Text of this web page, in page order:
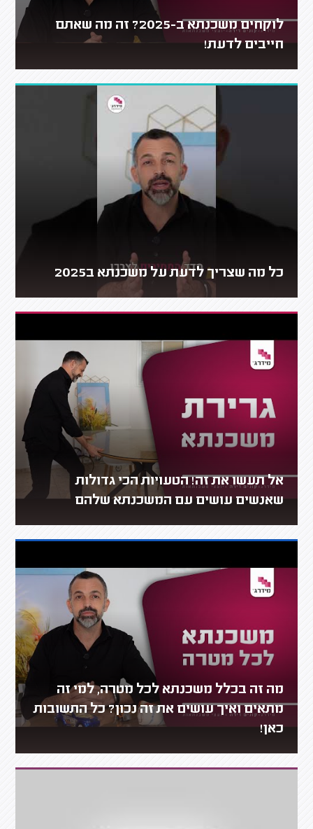
לוקחים משכנתא ב-2025? זה מה שאתם
חייבים לדעת!
כל מה שצריך לדעת על משכנתא ב2025
אל תעשו את זה! הטעויות הכי גדולות
שאנשים עושים עם המשכנתא שלהם
מה זה בכלל משכנתא לכל מטרה, למי זה
מתאים ואיך עושים את זה נכון? כל התשובות
כאן!